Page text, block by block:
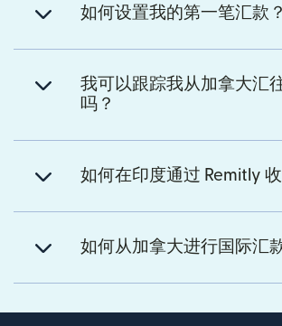
如何设置我的第一笔汇款？
我可以跟踪我从加拿大汇
吗？
如何在印度通过 Remitly 收
如何从加拿大进行国际汇